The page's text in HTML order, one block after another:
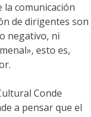
la comunicación
de dirigentes son
negativo, ni
esto es,
Conde
a pensar que el